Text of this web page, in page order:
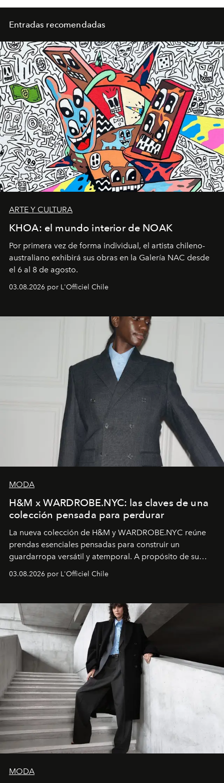
Entradas recomendadas
ARTE Y CULTURA
KHOA: el mundo interior de NOAK
Por primera vez de forma individual, el artista chileno-
australiano exhibirá sus obras en la Galería NAC desde
el 6 al 8 de agosto.
03.08.2026 por L'Officiel Chile
MODA
H&M x WARDROBE.NYC: las claves de una
colección pensada para perdurar
La nueva colección de H&M y WARDROBE.NYC reúne
prendas esenciales pensadas para construir un
guardarropa versátil y atemporal. A propósito de su
lanzamiento, los fundadores de la firma neoyorquina y
la asesora creativa y jefa de diseño global de la marca
y la filosofía detrás de la propuesta.
03.08.2026 por L'Officiel Chile
MODA